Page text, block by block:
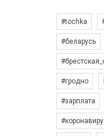
#tochka
#беларусь
#гродно
#зарплата